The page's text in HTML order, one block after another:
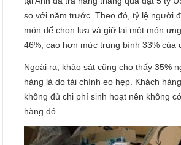
so với năm trước. Theo đó, tỷ lệ người
món để chọn lựa và giữ lại một món
46%, cao hơn mức trung bình 33% của
Ngoài ra, khảo sát cũng cho thấy 35%
hàng là do tài chính eo hẹp. Khách
không đủ chi phí sinh hoạt nên không
hàng đó.